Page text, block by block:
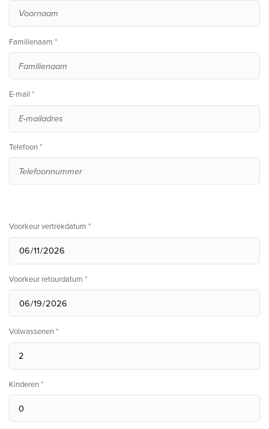
Familienaam *
E-mail *
Telefoon *
Voorkeur vertrekdatum *
Voorkeur retourdatum *
Volwassenen *
Kinderen *